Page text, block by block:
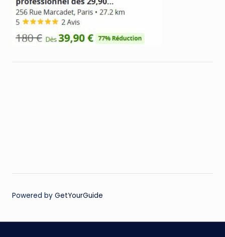
Powered by GetYourGuide